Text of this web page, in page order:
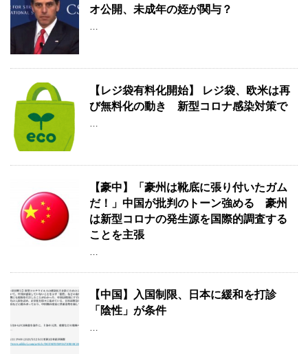
オ公開、未成年の姪が関与？
【レジ袋有料化開始】 レジ袋、欧米は再
び無料化の動き 新型コロナ感染対策で
【豪中】「豪州は靴底に張り付いたガム
だ！」中国が批判のトーン強める 豪州
は新型コロナの発生源を国際的調査する
ことを主張
【中国】入国制限、日本に緩和を打診
「陰性」が条件